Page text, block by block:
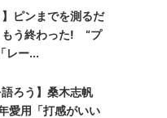
】ピンまでを測るだ
もう終わった! “プ
レー...
語ろう】桑木志帆
愛用「打感がいい